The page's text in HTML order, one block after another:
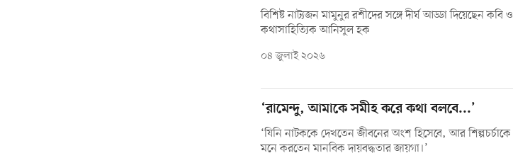
বিশিষ্ট নাট্যজন মামুনুর রশীদের সঙ্গে দীর্ঘ আড্ডা দিয়েছেন কবি ও
কথাসাহিত্যিক আনিসুল হক
০৪ জুলাই ২০২৬
‘রামেন্দু, আমাকে সমীহ করে কথা বলবে...’
‘যিনি নাটককে দেখতেন জীবনের অংশ হিসেবে, আর শিল্পচর্চাকে
মনে করতেন মানবিক দায়বদ্ধতার জায়গা।’